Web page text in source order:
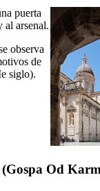
puerta
al arsenal.
observa
de
siglo).
Gospa Od